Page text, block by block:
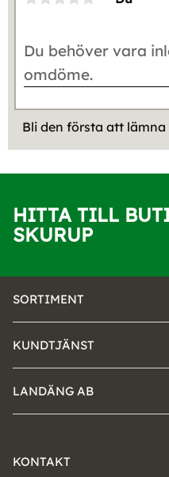
Bli den första att
HITTA TILL
SKURUP
SORTIMENT
KUNDTJÄNST
LANDÄNG AB
KONTAKT